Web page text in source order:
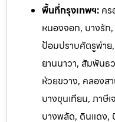
พื้นที่กรุงเทพฯ: ค
หนองจอก, บางรัก
ป้อมปราบศัตรูพ่าย
ยานนาวา, สัมพัน
ห้วยขวาง, คลองส
บางขุนเทียน, ภาษี
บางพลัด, ดินแดง,